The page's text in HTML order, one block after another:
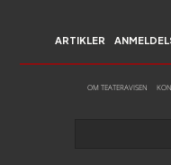
ARTIKLER
OM TEATERAVISEN